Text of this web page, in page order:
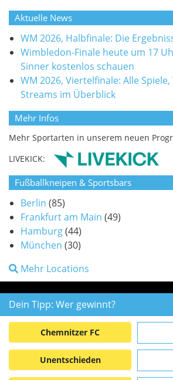
Aktuelle News
WM 2026, Halbfinale: Die
Wimbledon-Finale heute um 17
Sinner kostenlos schauen
WM 2026, Viertelfinale: Alle
Streams im Überblick
Mehr Infos
Mehr Sportarten in unserem neuen
LIVEKICK:
Fußballkneipen & Sportsbars
Berlin (85)
Frankfurt am Main (49)
Hamburg(44)
München (30)
Mehr Locations
Dein Tipp: Wer gewinnt?
Chemnitzer FC
Unentschieden